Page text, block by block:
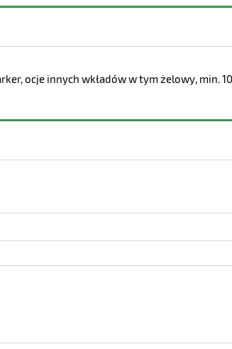
ocje innych wkładów w tym żelowy,